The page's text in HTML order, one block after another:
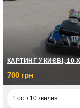
КАРТИНГ У КИЄВІ, 10
700 грн
1 ос. / 10 хвилин